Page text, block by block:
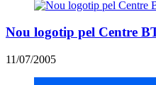
Nou logotip pel Centre
11/07/2005